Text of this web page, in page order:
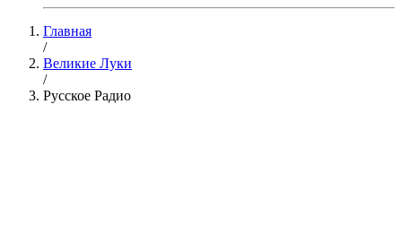
Главная
/
Великие Луки
/
Русское Радио